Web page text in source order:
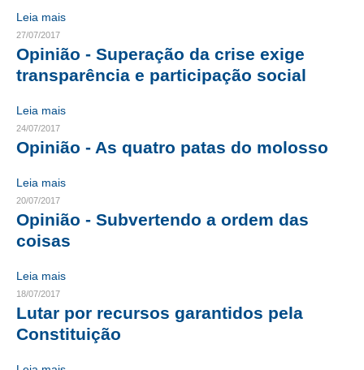
CONTRIBUIÇÃO ASSOCIATIVA OU ANUIDADE DE SÓCIO
CONTRIBUIÇÃO SINDICAL URBANA
FGTS EXPURGOS
LEGISLAÇÃO
LEI 4.950-A/1966 – PISO SALARIAL
LEI 6.496/1977 – ART
RES 1.002/2002 – CÓDIGO DE ÉTICA
HOMOLOGAÇÕES
Leia mais
27/07/2017
Opinião - Superação da crise exige
transparência e participação social
Leia mais
24/07/2017
Opinião - As quatro patas do molosso
Leia mais
20/07/2017
Opinião - Subvertendo a ordem das
coisas
Leia mais
18/07/2017
Lutar por recursos garantidos pela
Constituição